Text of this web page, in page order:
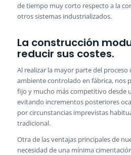
de tiempo muy corto respecto a la
otros sistemas industrializados.
La construcción
reducir sus costes.
Al realizar la mayor parte del
ambiente controlado en fábrica, nos
fijo y mucho más competitivo desde
evitando incrementos posteriores
por circunstancias imprevistas
tradicional.
Otra de las ventajas principales de
necesidad de una mínima